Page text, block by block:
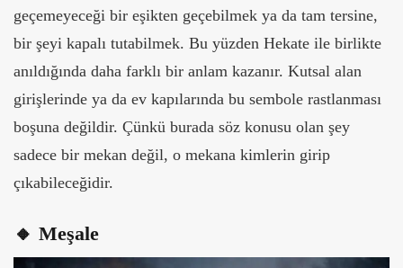
geçemeyeceği bir eşikten geçebilmek ya da tam tersine,
bir şeyi kapalı tutabilmek. Bu yüzden Hekate ile birlikte
anıldığında daha farklı bir anlam kazanır. Kutsal alan
girişlerinde ya da ev kapılarında bu sembole rastlanması
boşuna değildir. Çünkü burada söz konusu olan şey
sadece bir mekan değil, o mekana kimlerin girip
çıkabileceğidir.
🔸 Meşale